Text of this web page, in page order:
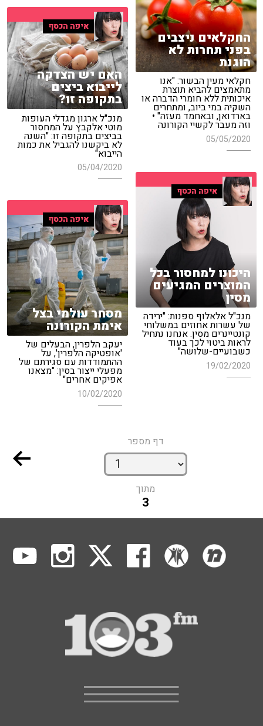
החקלאים ניצבים
בפני תחרות לא
הוגנת
חקלאי מעין הבשור: "אנו
מתאמצים להביא תוצרת
איכותית ללא חומרי הדברה או
השקיה במי ביוב, ומתחרים
בארדואן, ובאחמד מעזה" •
וזה מעבר לקשיי הקורונה
05/05/2020
איפה הכסף
האם יש הצדקה
לייבוא ביצים
בתקופה זו?
מנכ"ל ארגון מגדלי העופות
מוטי אלקבץ על המחסור
בביצים בתקופה זו: "השנה
לא ביקשנו להגביל את כמות
הייבוא"
05/04/2020
איפה הכסף
היכונו למחסור בכל
המוצרים המגיעים
מסין
מנכ"ל אלאלוף ספנות: "ירידה
של עשרות אחוזים במשלוחי
קונטיינרים מסין. אנחנו נתחיל
לראות ביטוי לכך בעוד
כשבועיים-שלושה"
19/02/2020
איפה הכסף
מסחר עולמי בצל
אימת הקורונה
יעקב הלפרין, הבעלים של
'אופטיקה הלפרין', על
ההתמודדות עם סגירתם של
מפעלי ייצור בסין: "מצאנו
אפיקים אחרים"
10/02/2020
דף מספר
מתוך
3